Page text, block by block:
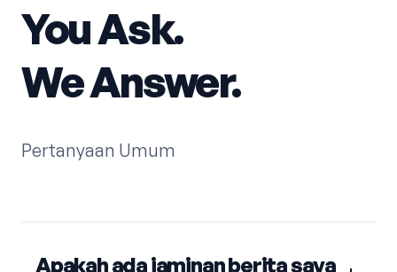
You Ask.
We Answer.
Pertanyaan Umum
Apakah ada jaminan berita saya